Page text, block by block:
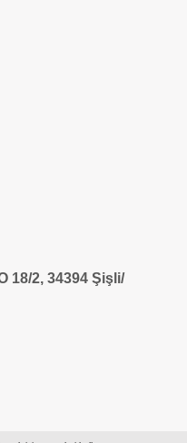
18/2, 34394 Şişli/